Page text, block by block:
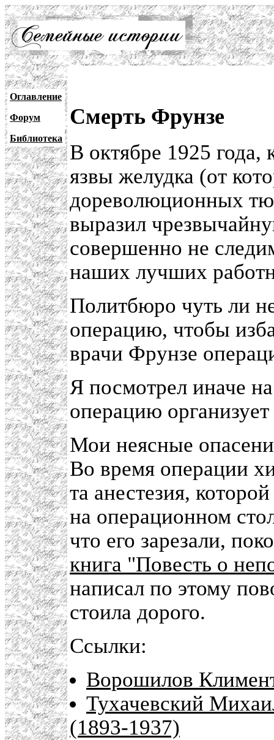
Оглавление
Форум
Библиотека
Смерть Фрунзе
В октябре 1925 года,
язвы желудка (от
дореволюционных
выразил
совершенно не
наших лучших
Политбюро чуть ли
операцию, чтобы
врачи Фрунзе
Я посмотрел иначе на
операцию организует
Мои неясные
Во время операции
та анестезия,
на операционном
что его зарезали,
книга "Повесть о
написал по этому
стоила дорого.
Ссылки:
Ворошилов
Тухачевский
(1893-1937)